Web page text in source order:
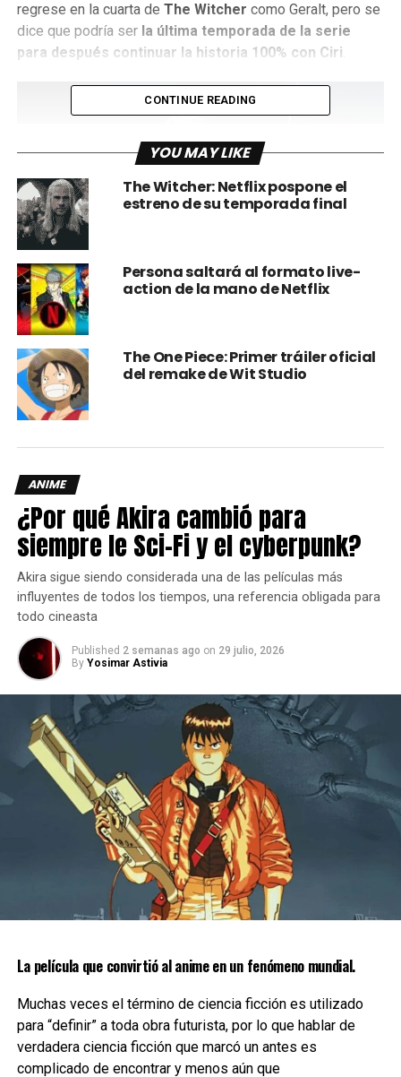
regrese en la cuarta de The Witcher como Geralt, pero se
dice que podría ser la última temporada de la serie
para después continuar la historia 100% con Ciri
darle un cierre al personaje de Geralt com Henry Cavill
interpretándolo en una cuarta y última temporada, esto
para también dejar contentos a los fans (y no dejen
abruptamente la serie), pero ello no significaría el final de
como protagonista en su propio show.
no se dejarían engañar por una nota así en un 28 de
diciembre.
comments
RELATED TOPICS: HENRY CAVILL NETFLIX THE WITCHER
Top5: Nuestras series favoritas del 2022
Nueva serie animada de Avatar se situará 100
años después de Korra
Yosimar Astivia
CONTINUE READING
YOU MAY LIKE
The Witcher: Netflix pospone el
estreno de su temporada final
Persona saltará al formato live-
action de la mano de Netflix
The One Piece: Primer tráiler oficial
del remake de Wit Studio
ANIME
¿Por qué Akira cambió para
siempre le Sci-Fi y el cyberpunk?
Akira sigue siendo considerada una de las películas más
influyentes de todos los tiempos, una referencia obligada para
todo cineasta
Published 2 semanas ago on 29 julio, 2026
By Yosimar Astivia
La película que convirtió al anime en un fenómeno mundial.
Muchas veces el término de ciencia ficción es utilizado
para “definir” a toda obra futurista, por lo que hablar de
verdadera ciencia ficción que marcó un antes es
complicado de encontrar y menos aún que